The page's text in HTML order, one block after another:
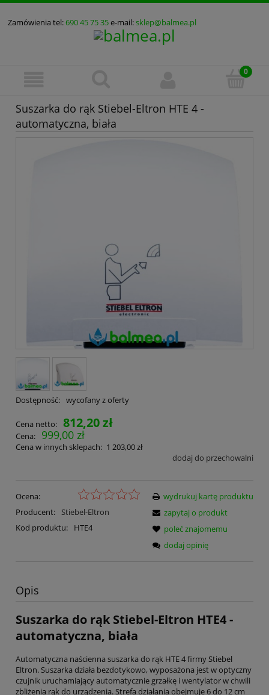
Zamówienia tel:690 45 75 35e-mail:sklep@balmea.pl
Suszarka do rąk Stiebel-Eltron HTE 4 -
automatyczna, biała
Dostępność: wycofany z oferty
Cena netto: 812,20 zł
Cena: 999,00 zł
Cena w innych sklepach: 1 203,00 zł
dodaj do przechowalni
Ocena:
Producent:
Stiebel-Eltron
Kod produktu:
HTE4
wydrukuj kartę produktu
zapytaj o produkt
poleć znajomemu
dodaj opinię
Opis
Suszarka do rąk Stiebel-Eltron HTE4 -
automatyczna, biała
Automatyczna naścienna suszarka do rąk HTE 4 firmy Stiebel
Eltron. Suszarka działa bezdotykowo, wyposażona jest w optyczny
czujnik uruchamiający automatycznie grzałkę i wentylator w chwili
zbliżenia rąk do urządzenia. Strefa działania obejmuje 6 do 12 cm